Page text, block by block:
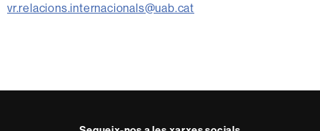
vr.relacions.internacionals@uab.cat